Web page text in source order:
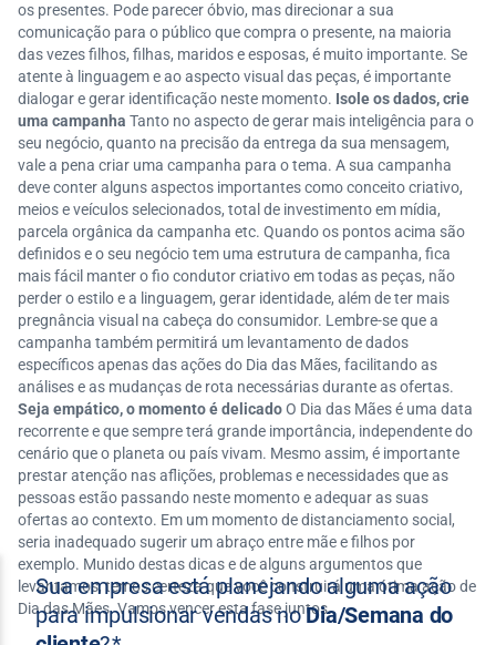
os presentes. Pode parecer óbvio, mas direcionar a sua
comunicação para o público que compra o presente, na maioria
das vezes filhos, filhas, maridos e esposas, é muito importante. Se
atente à linguagem e ao aspecto visual das peças, é importante
dialogar e gerar identificação neste momento. Isole os dados, crie
uma campanha Tanto no aspecto de gerar mais inteligência para o
seu negócio, quanto na precisão da entrega da sua mensagem,
vale a pena criar uma campanha para o tema. A sua campanha
deve conter alguns aspectos importantes como conceito criativo,
meios e veículos selecionados, total de investimento em mídia,
parcela orgânica da campanha etc. Quando os pontos acima são
definidos e o seu negócio tem uma estrutura de campanha, fica
mais fácil manter o fio condutor criativo em todas as peças, não
perder o estilo e a linguagem, gerar identidade, além de ter mais
pregnância visual na cabeça do consumidor. Lembre-se que a
campanha também permitirá um levantamento de dados
específicos apenas das ações do Dia das Mães, facilitando as
análises e as mudanças de rota necessárias durante as ofertas.
Seja empático, o momento é delicadoO Dia das Mães é uma data
recorrente e que sempre terá grande importância, independente do
cenário que o planeta ou país vivam. Mesmo assim, é importante
prestar atenção nas aflições, problemas e necessidades que as
pessoas estão passando neste momento e adequar as suas
ofertas ao contexto. Em um momento de distanciamento social,
seria inadequado sugerir um abraço entre mãe e filhos por
exemplo. Munido destas dicas e de alguns argumentos que
levantamos, temos certeza que você construirá uma ótima ação de
Dia das Mães. Vamos vencer esta fase juntos.